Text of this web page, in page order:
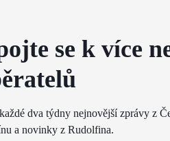
se k více
dva týdny nejnovější zprávy z
a novinky z Rudolfina.